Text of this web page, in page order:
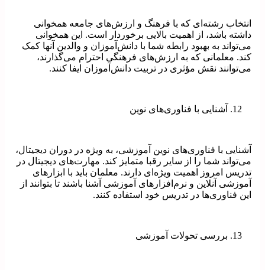
انتخاب رشته‌ای که با فرهنگ و ارزش‌های جامعه همخوانی
داشته باشد، از اهمیت بالایی برخوردار است. این همخوانی
می‌تواند به بهبود رابطه شما با دانش‌آموزان و والدین آنها کمک
کند. معلمانی که به ارزش‌های فرهنگی احترام می‌گذارند،
می‌توانند نقش مؤثری در تربیت دانش‌آموزان ایفا کنند.
آشنایی با فناوری‌های نوین
آشنایی با فناوری‌های نوین آموزشی، به ویژه در دوران دیجیتال،
می‌تواند شما را از سایر رقبا متمایز کند. مهارت‌های دیجیتال در
تدریس امروز اهمیت ویژه‌ای دارند. معلمان باید با ابزارهای
آموزشی آنلاین و نرم‌افزارهای آموزشی آشنا باشند تا بتوانند از
این فناوری‌ها در تدریس خود استفاده کنند.
بررسی تحولات آموزشی